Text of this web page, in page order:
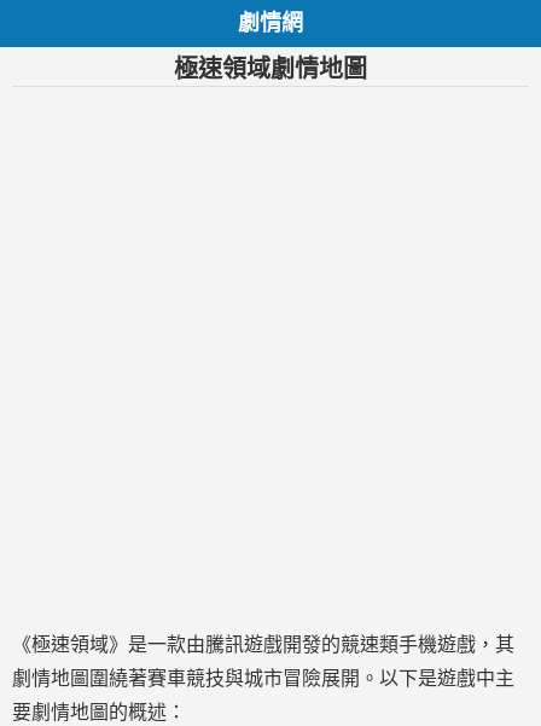
劇情網
極速領域劇情地圖
《極速領域》是一款由騰訊遊戲開發的競速類手機遊戲，其
劇情地圖圍繞著賽車競技與城市冒險展開。以下是遊戲中主
要劇情地圖的概述：